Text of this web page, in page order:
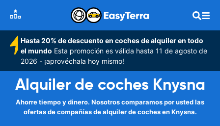
Hasta 20% de descuento en coches de alquiler en todo
el mundo Esta promoción es válida hasta 11 de agosto de
2026 - ¡aprovéchala hoy mismo!
Alquiler de coches Knysna
Ahorre tiempo y dinero. Nosotros comparamos por usted las
ofertas de compañías de alquiler de coches en Knysna.